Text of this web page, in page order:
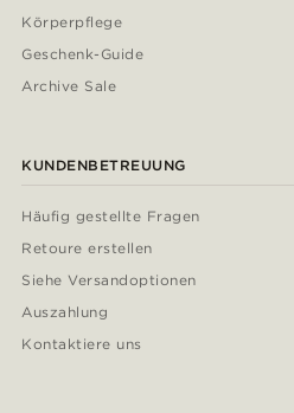
Körperpflege
Geschenk-Guide
Archive Sale
KUNDENBETREUUNG
Häufig gestellte Fragen
Retoure erstellen
Siehe Versandoptionen
Auszahlung
Kontaktiere uns